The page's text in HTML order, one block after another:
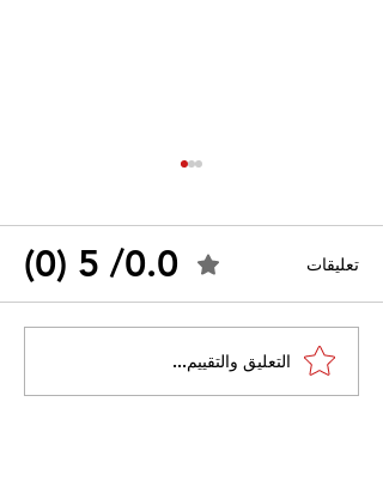
القضاء الإداري يقضي بحل
نقابة "كنابست"
تعليقات 0.0/ 5 (0)
التعليق والتقييم...